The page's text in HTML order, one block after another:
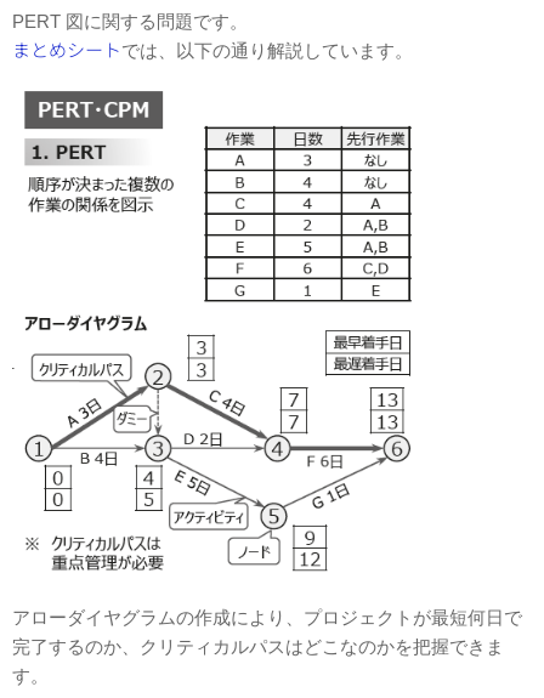
PERT 図に関する問題です。
まとめシートでは、以下の通り解説しています。
アローダイヤグラムの作成により、プロジェクトが最短何⽇で
完了するのか、クリティカルパスはどこなのかを把握できま
す。